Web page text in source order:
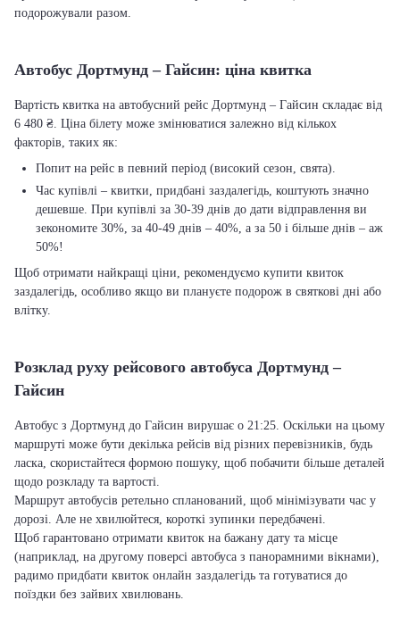
подорожували разом.
Автобус Дортмунд – Гайсин: ціна квитка
Вартість квитка на автобусний рейс Дортмунд – Гайсин складає від
6 480 ₴. Ціна білету може змінюватися залежно від кількох
факторів, таких як:
Попит на рейс в певний період (високий сезон, свята).
Час купівлі – квитки, придбані заздалегідь, коштують значно
дешевше. При купівлі за 30-39 днів до дати відправлення ви
зекономите 30%, за 40-49 днів – 40%, а за 50 і більше днів – аж
50%!
Щоб отримати найкращі ціни, рекомендуємо купити квиток
заздалегідь, особливо якщо ви плануєте подорож в святкові дні або
влітку.
Розклад руху рейсового автобуса Дортмунд –
Гайсин
Автобус з Дортмунд до Гайсин вирушає о 21:25. Оскільки на цьому
маршруті може бути декілька рейсів від різних перевізників, будь
ласка, скористайтеся формою пошуку, щоб побачити більше деталей
щодо розкладу та вартості.
Маршрут автобусів ретельно спланований, щоб мінімізувати час у
дорозі. Але не хвилюйтеся, короткі зупинки передбачені.
Щоб гарантовано отримати квиток на бажану дату та місце
(наприклад, на другому поверсі автобуса з панорамними вікнами),
радимо придбати квиток онлайн заздалегідь та готуватися до
поїздки без зайвих хвилювань.